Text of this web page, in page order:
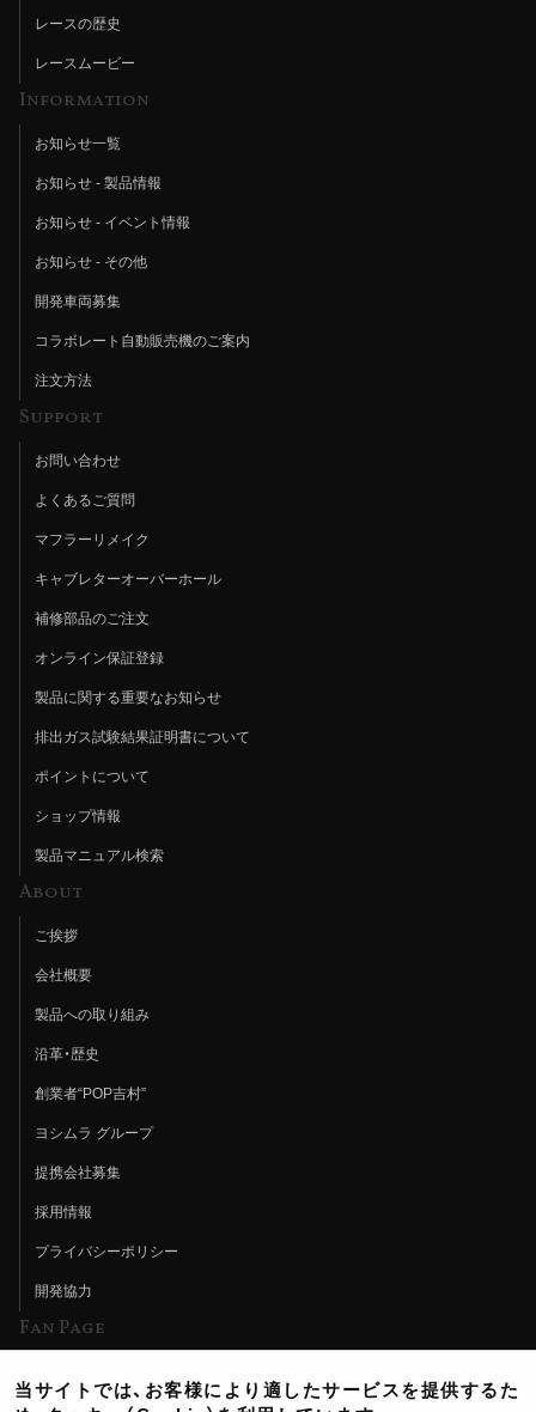
レースの歴史
レースムービー
Information
お知らせ一覧
お知らせ - 製品情報
お知らせ - イベント情報
お知らせ - その他
開発車両募集
コラボレート自動販売機のご案内
注文方法
Support
お問い合わせ
よくあるご質問
マフラーリメイク
キャブレターオーバーホール
補修部品のご注文
オンライン保証登録
製品に関する重要なお知らせ
排出ガス試験結果証明書について
ポイントについて
ショップ情報
製品マニュアル検索
About
ご挨拶
会社概要
製品への取り組み
沿革・歴史
創業者“POP吉村”
ヨシムラ グループ
提携会社募集
採用情報
プライバシーポリシー
開発協力
Fan Page
当サイトでは、お客様により適したサービスを提供するた